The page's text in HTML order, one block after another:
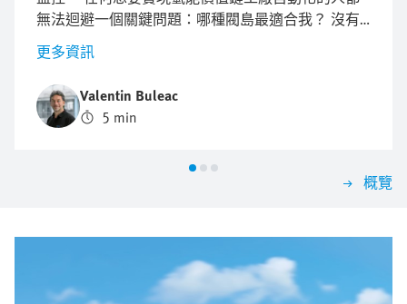
無法迴避一個關鍵問題：哪種閥島最適合我？ 沒有
通用的答案，因為不同應用的需求有明顯差異。 這
就是為什麼值得根據最重要的標準有條理地進行選
擇。 如此一來，您就會找到一個今天令人滿意、明
天能輕鬆擴展的解決方案。
更多資訊
Valentin Buleac
5 min
概覽